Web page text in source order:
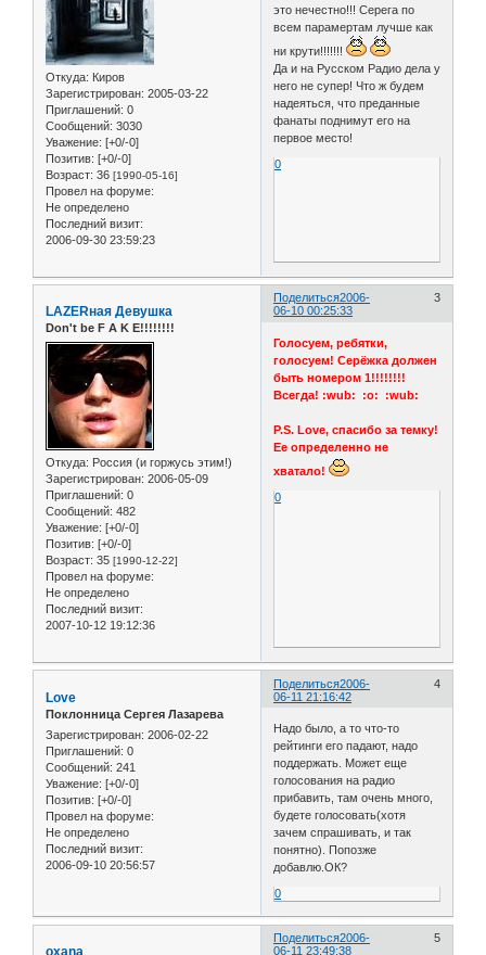
Откуда: Киров
Зарегистрирован: 2005-03-22
Приглашений: 0
Сообщений: 3030
Уважение: [+0/-0]
Позитив: [+0/-0]
Возраст: 36 [1990-05-16]
Провел на форуме:
Не определено
Последний визит:
2006-09-30 23:59:23
это нечестно!!! Серега по
всем парамертам лучше как
ни крути!!!!!!!
Да и на Русском Радио дела у
него не супер! Что ж будем
надеяться, что преданные
фанаты поднимут его на
первое место!
0
Поделиться 3
2006-
06-10 00:25:33
LAZERная Девушка
Don't be F A K E!!!!!!!!
Откуда: Россия (и горжусь этим!)
Зарегистрирован: 2006-05-09
Приглашений: 0
Сообщений: 482
Уважение: [+0/-0]
Позитив: [+0/-0]
Возраст: 35 [1990-12-22]
Провел на форуме:
Не определено
Последний визит:
2007-10-12 19:12:36
Голосуем, ребятки,
голосуем! Серёжка должен
быть номером 1!!!!!!!!
Всегда! :wub: :o: :wub:
P.S. Love, спасибо за темку!
Ее определенно не
хватало!
0
Поделиться 4
2006-
06-11 21:16:42
Love
Поклонница Сергея Лазарева
Зарегистрирован: 2006-02-22
Приглашений: 0
Сообщений: 241
Уважение: [+0/-0]
Позитив: [+0/-0]
Провел на форуме:
Не определено
Последний визит:
2006-09-10 20:56:57
Надо было, а то что-то
рейтинги его падают, надо
поддержать. Может еще
голосования на радио
прибавить, там очень много,
будете голосовать(хотя
зачем спрашивать, и так
понятно). Попозже
добавлю.ОК?
0
Поделиться 5
2006-
06-11 23:49:38
oxana